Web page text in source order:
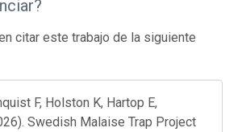
citar este trabajo de la siguiente
F, Holston K, Hartop E,
Swedish Malaise Trap Project